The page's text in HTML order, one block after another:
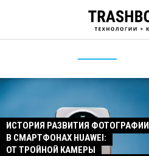
ИСТОРИЯ РАЗВИТИЯ ФОТОГРАФИИ
В СМАРТФОНАХ HUAWEI:
ОТ ТРОЙНОЙ КАМЕРЫ